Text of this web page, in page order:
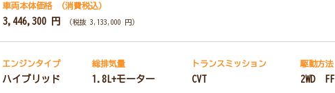
車両本体価格 （消費税込）
3,446,300 円 （税抜 3,133,000 円）
エンジンタイプ
ハイブリッド
総排気量
1.8L+モーター
トランス ミッション
CVT
駆動方法
2WD FF